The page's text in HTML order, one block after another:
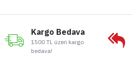
Kargo Bedava
1500 TL üzeri kargo
bedava!